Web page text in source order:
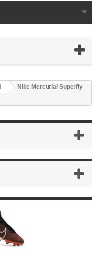
Nike Mercurial Superfly